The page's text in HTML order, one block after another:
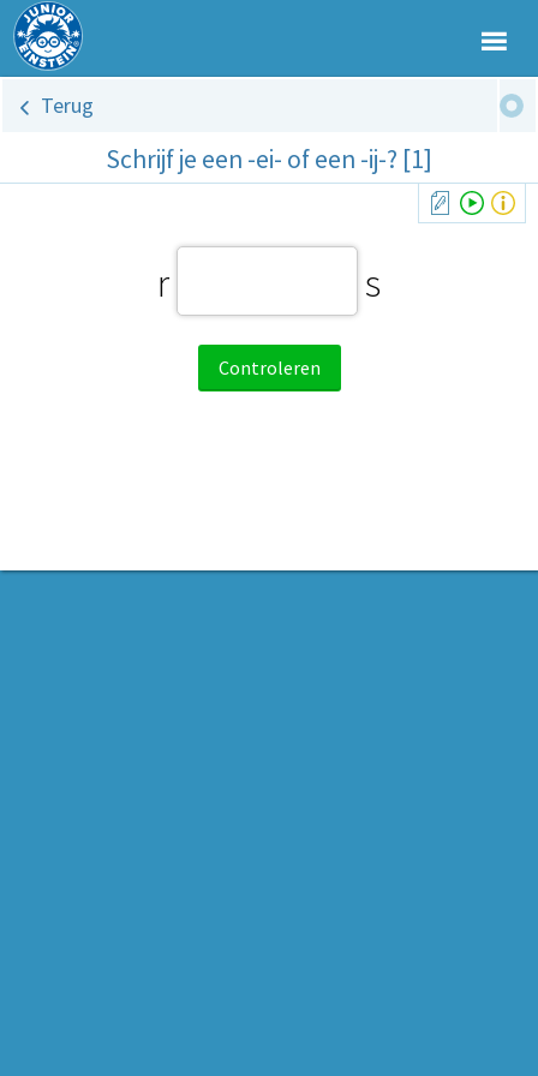
Terug
Schrijf je een -ei- of een -ij-? [1]
r s